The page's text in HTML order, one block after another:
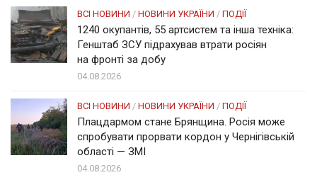
ВСІ НОВИНИ / НОВИНИ УКРАЇНИ / ПОДІЇ
1240 окупантів, 55 артсистем та інша техніка:
Генштаб ЗСУ підрахував втрати росіян
на фронті за добу
04.08.2026
ВСІ НОВИНИ / НОВИНИ УКРАЇНИ / ПОДІЇ
Плацдармом стане Брянщина. Росія може
спробувати прорвати кордон у Чернігівській
області — ЗМІ
04.08.2026